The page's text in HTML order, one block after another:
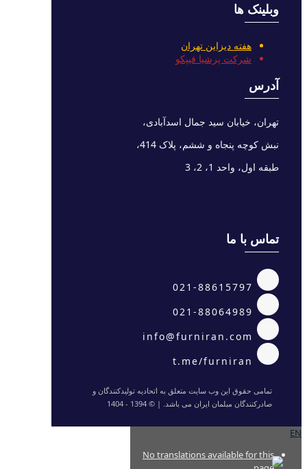
وبلینک ها
هفته دیزاین تهران
شرکت پرشیا فیپکو
آدرس
تهران، خیابان سید جمال اسدآبادی،
نبش کوچه پنجاه و ششم، پلاک 414،
طبقه اول، واحد 1، 2، 3
تماس با ما
تمامی حقوق این وب سایت متعلق به اتحادیه تولیدکنندگان و
صادرکنندگان مبلمان ایران می باشد. | © 1394 - 1404
EN
No translations available for this